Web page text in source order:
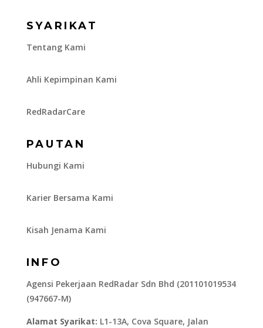
SYARIKAT
Tentang Kami
Ahli Kepimpinan Kami
RedRadarCare
PAUTAN
Hubungi Kami
Karier Bersama Kami
Kisah Jenama Kami
INFO
Agensi Pekerjaan RedRadar Sdn Bhd (201101019534
(947667-M)
Alamat Syarikat: L1-13A, Cova Square, Jalan